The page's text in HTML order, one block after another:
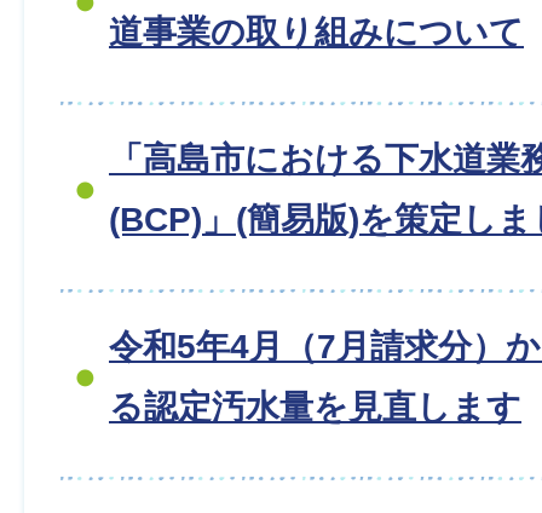
道事業の取り組みについて
「高島市における下水道業
(BCP)」(簡易版)を策定し
令和5年4月（7月請求分）
る認定汚水量を見直します